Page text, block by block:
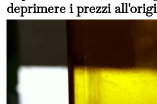
deprimere i prezzi